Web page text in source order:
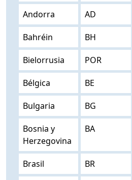
Andorra AD
Bahréin BH
Bielorrusia POR
Bélgica BE
Bulgaria BG
Bosnia y
Herzegovina
BA
Brasil BR